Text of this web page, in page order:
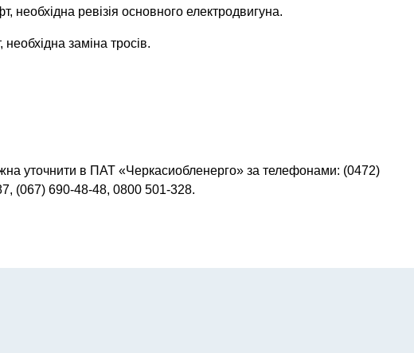
необхідна ревізія основного електродвигуна.
заміна тросів.
уточнити в ПАТ «Черкасиобленерго» за телефонами: (0472)
(067) 690-48-48, 0800 501-328.